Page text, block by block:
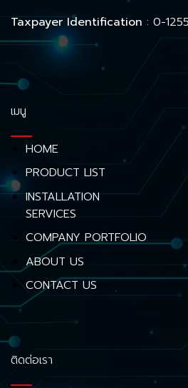
Taxpayer Identification : 0-
เมนู
HOME
PRODUCT LIST
INSTALLATION
SERVICES
COMPANY PORTFOLIO
ABOUT US
CONTACT US
ติดต่อเรา